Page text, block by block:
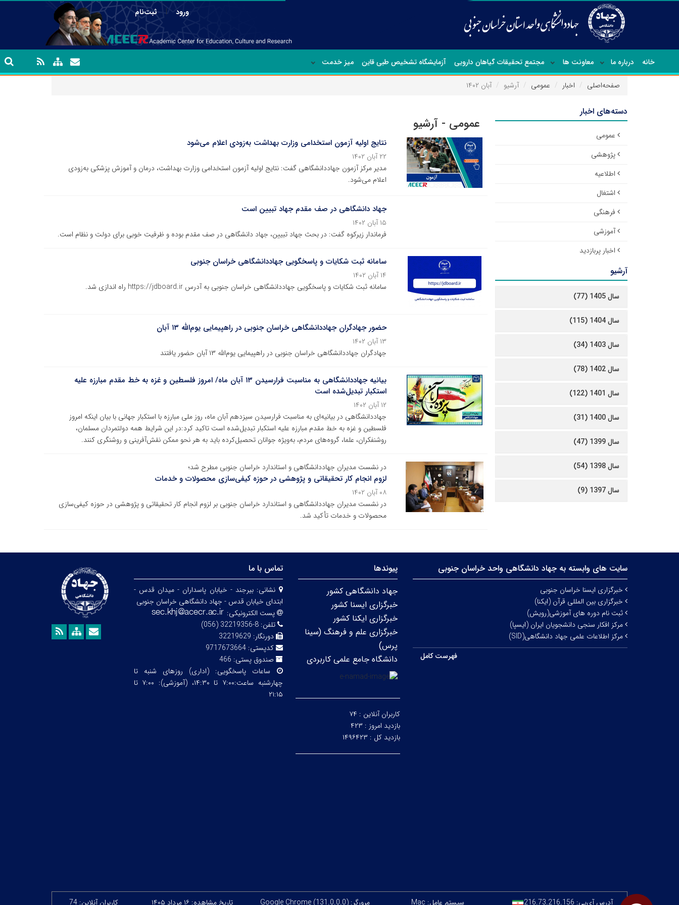
ورود | ثبت‌نام
خانه درباره ما معاونت ها مجتمع تحقیقات گیاهان دارویی آزمایشگاه تشخیص طبی قاین میز خدمت
صفحه‌اصلی اخبار عمومی آرشیو آبان ۱۴۰۲
عمومی - آرشیو
نتایج اولیه آزمون استخدامی وزارت بهداشت به‌زودی اعلام می‌شود
۲۲ آبان ۱۴۰۲
مدیر مرکز آزمون جهاددانشگاهی گفت: نتایج اولیه آزمون استخدامی وزارت بهداشت، درمان و آموزش پزشکی به‌زودی
اعلام می‌شود.
جهاد دانشگاهی در صف مقدم جهاد تبیین است
۱۵ آبان ۱۴۰۲
فرماندار زیرکوه گفت: در بحث جهاد تبیین، جهاد دانشگاهی در صف مقدم بوده و ظرفیت خوبی برای دولت و نظام است.
سامانه ثبت شکایات و پاسخگویی جهاددانشگاهی خراسان جنوبی
۱۴ آبان ۱۴۰۲
سامانه ثبت شکایات و پاسخگویی جهاددانشگاهی خراسان جنوبی به آدرس https://jdboard.ir راه اندازی شد.
حضور جهادگران جهاددانشگاهی خراسان جنوبی در راهپیمایی یوم‌الله ۱۳ آبان
۱۳ آبان ۱۴۰۲
جهادگران جهاددانشگاهی خراسان جنوبی در راهپیمایی یوم‌الله ۱۳ آبان حضور یافتند
بیانیه جهاددانشگاهی به مناسبت فرارسیدن ۱۳ آبان ماه‌/ امروز فلسطین و غزه به خط مقدم مبارزه علیه
استکبار تبدیل‌شده‌ است
۱۲ آبان ۱۴۰۲
جهاددانشگاهی در بیانیه‌ای به مناسبت فرارسیدن سیزدهم آبان ماه، روز ملی مبارزه با استکبار جهانی با بیان اینکه امروز
فلسطین و غزه به خط مقدم مبارزه علیه استکبار تبدیل‌شده است تاکید کرد:در این شرایط همه دولتمردان مسلمان،
روشنفکران، علما، گروه‌های مردم، به‌ویژه جوانان تحصیل‌کرده باید به هر نحو ممکن نقش‌آفرینی و روشنگری کنند.
در نشست مدیران جهاددانشگاهی و استاندارد خراسان جنوبی مطرح شد؛
لزوم انجام کار تحقیقاتی و پژوهشی در حوزه کیفی‌سازی محصولات و خدمات
۰۸ آبان ۱۴۰۲
در نشست مدیران جهاددانشگاهی و استاندارد خراسان جنوبی بر لزوم انجام کار تحقیقاتی و پژوهشی در حوزه کیفی‌سازی
محصولات و خدمات تأکید شد.
دسته‌های اخبار
عمومی
پژوهشی
اطلاعیه
اشتغال
فرهنگی
آموزشی
اخبار پربازدید
آرشیو
سال 1405 (77)
سال 1404 (115)
سال 1403 (34)
سال 1402 (78)
سال 1401 (122)
سال 1400 (31)
سال 1399 (47)
سال 1398 (54)
سال 1397 (9)
سایت های وابسته به جهاد دانشگاهی واحد خراسان جنوبی
خبرگزاری ایسنا خراسان جنوبی
خبرگزاری بین المللی قرآن (ایکنا)
ثبت نام دوره های آموزشی(رویش)
مرکز افکار سنجی دانشجویان ایران (ایسپا)
مرکز اطلاعات علمی جهاد دانشگاهی(SID)
فهرست کامل
پیوندها
جهاد دانشگاهی کشور
خبرگزاری ایسنا کشور
خبرگزاری ایکنا کشور
خبرگزاری علم و فرهنگ (سینا
پرس)
دانشگاه جامع علمی کاربردی
کاربران آنلاین : ۷۴
بازدید امروز : ۴۲۳
بازدید کل : ۱۴۹۶۴۲۳
تماس با ما
نشانی: بیرجند - خیابان پاسداران - میدان قدس -
ابتدای خیابان قدس - جهاد دانشگاهی خراسان جنوبی
پست الکترونیکی:
تلفن:8-32219356 (056)
دورنگار: 32219629
کدپستی:9717673664
صندوق پستی: 466
ساعات پاسخگویی: (اداری) روزهای شنبه تا
چهارشنبه ساعت:۷:۰۰ تا ۱۴:۳۰، (آموزشی): ۷:۰۰ تا
۲۱:۱۵
آدرس آی‌پی: 216.73.216.156 سیستم عامل: Mac مرورگر: Google Chrome (131.0.0.0) تاریخ مشاهده: ۱۶ مرداد ۱۴۰۵ کاربران آنلاین: 74